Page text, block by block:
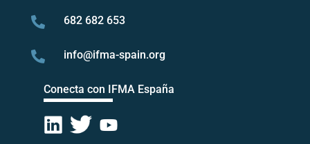
 682 682 653
 info@ifma-spain.org
Conecta con IFMA España